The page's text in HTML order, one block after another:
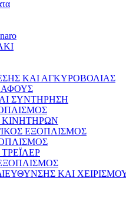
ΚΑΙ ΑΓΚΥΡΟΒΟΛΙΑΣ
ΣΥΝΤΗΡΗΣΗ
ΕΞΟΠΛΙΣΜΟΣ
ΚΑΙ